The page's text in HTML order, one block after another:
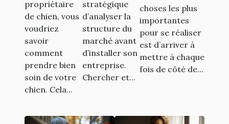
votre
chien ?
propriétaire
de chien, vous
voudriez
savoir
comment
prendre bien
soin de votre
chien. Cela...
stratégique
d’analyser la
structure du
marché avant
d’installer son
entreprise.
Chercher et...
choses les plus
importantes
pour se réaliser
est d’arriver à
mettre à chaque
fois de côté de...